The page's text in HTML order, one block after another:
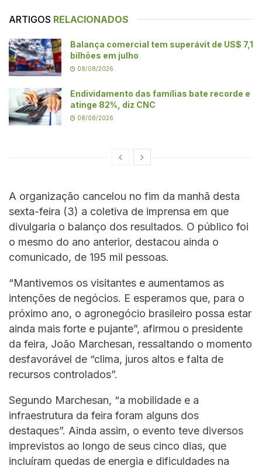
ARTIGOS RELACIONADOS
Balança comercial tem superávit de US$ 7,1
bilhões em julho
08/08/2026
Endividamento das famílias bate recorde e
atinge 82%, diz CNC
08/08/2026
A organização cancelou no fim da manhã desta
sexta-feira (3) a coletiva de imprensa em que
divulgaria o balanço dos resultados. O público foi
o mesmo do ano anterior, destacou ainda o
comunicado, de 195 mil pessoas.
“Mantivemos os visitantes e aumentamos as
intenções de negócios. E esperamos que, para o
próximo ano, o agronegócio brasileiro possa estar
ainda mais forte e pujante”, afirmou o presidente
da feira, João Marchesan, ressaltando o momento
desfavorável de “clima, juros altos e falta de
recursos controlados”.
Segundo Marchesan, “a mobilidade e a
infraestrutura da feira foram alguns dos
destaques”. Ainda assim, o evento teve diversos
imprevistos ao longo de seus cinco dias, que
incluíram quedas de energia e dificuldades na